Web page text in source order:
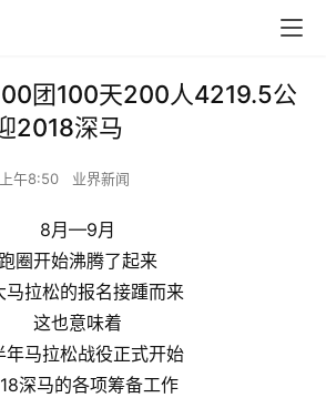
团100天200人4219.5公
2018深马
午8:50 业界新闻
8月—9月
跑圈开始沸腾了起来
马拉松的报名接踵而来
这也意味着
年马拉松战役正式开始
深马的各项筹备工作